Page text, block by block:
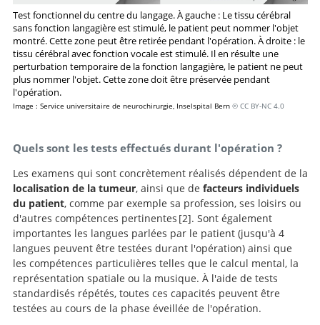
Test fonctionnel du centre du langage. À gauche : Le tissu cérébral
sans fonction langagière est stimulé, le patient peut nommer l'objet
montré. Cette zone peut être retirée pendant l'opération. À droite : le
tissu cérébral avec fonction vocale est stimulé. Il en résulte une
perturbation temporaire de la fonction langagière, le patient ne peut
plus nommer l'objet. Cette zone doit être préservée pendant
l'opération.
Image : Service universitaire de neurochirurgie, Inselspital Bern © CC BY-NC 4.0
Quels sont les tests effectués durant l'opération ?
Les examens qui sont concrètement réalisés dépendent de la
localisation de la tumeur, ainsi que de facteurs individuels
du patient, comme par exemple sa profession, ses loisirs ou
d'autres compétences pertinentes 2
Contribution of
intraoperative electrical stimulations in surgery of low
grade gliomas: a comparative study between two series
without (1985-96) and with (1996-2003) functional
mapping in the same institution.
. Sont également
importantes les langues parlées par le patient (jusqu'à 4
langues peuvent être testées durant l'opération) ainsi que
les compétences particulières telles que le calcul mental, la
représentation spatiale ou la musique. À l'aide de tests
standardisés répétés, toutes ces capacités peuvent être
testées au cours de la phase éveillée de l'opération.